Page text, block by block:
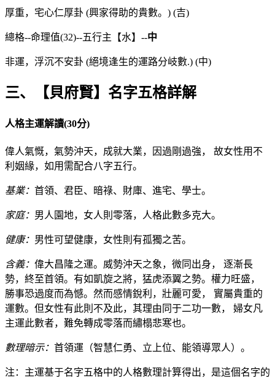
厚重，宅心仁厚卦 (興家得助的貴數。) (吉)
總格--命理值(32)--五行主【水】--中
非運，浮沉不安卦 (絕境逢生的運路分岐數.) (中)
三、【貝府賢】名字五格詳解
人格主運解讀(30分)
偉人氣慨，氣勢沖天，成就大業，因過剛過強， 故女性用不
利姻緣，如用需配合八字五行。
基業： 首領、君臣、暗祿、財庫、進宅、學士。
家庭： 男人園地，女人則零落，人格此數多克大。
健康： 男性可望健康，女性則有孤獨之苦。
含義： 偉大昌隆之運。威勢沖天之象，微同出身， 逐漸長
勢，終至首領。有如凱旋之將，猛虎添翼之勢。權力旺盛，
勝事恐過度而為憾。然而感情銳利，壯麗可愛， 實屬貴重的
運數。但女性有此則不及此，其理由同于二功一數， 婦女凡
主運此數者，難免轉成零落而繡榻悲寒也。
數理暗示： 首領運（智慧仁勇、立上位、能領導眾人）。
注：主運基于名字五格中的人格數理計算得出，是這個名字的